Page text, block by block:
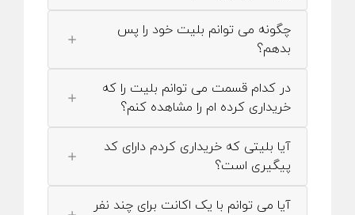
چگونه می توانم بلیت خود را پس
بدهم؟
در کدام قسمت می توانم بلیت را که
خریداری کرده ام را مشاهده کنم؟
آیا بلیتی که خریداری کردم دارای کد
پیگیری است؟
آیا می توانم با یک اکانت برای چند نفر